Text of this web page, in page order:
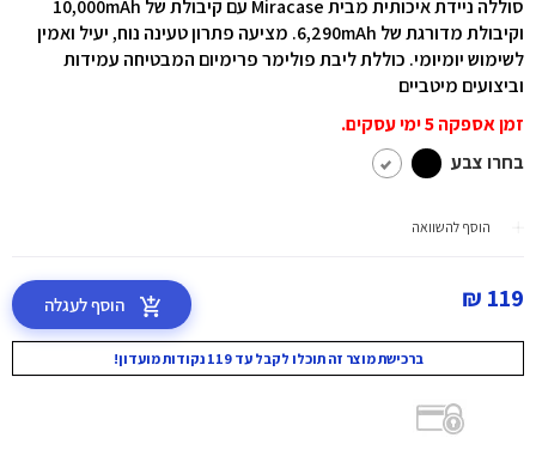
סוללה ניידת איכותית מבית Miracase עם קיבולת של 10,000mAh
וקיבולת מדורגת של 6,290mAh. מציעה פתרון טעינה נוח, יעיל ואמין
לשימוש יומיומי. כוללת ליבת פולימר פרימיום המבטיחה עמידות
וביצועים מיטביים
זמן אספקה 5 ימי עסקים.
בחרו צבע
הוסף להשוואה
119 ₪ הוסף לעגלה
ברכישת מוצר זה תוכלו לקבל עד 119 נקודות מועדון!